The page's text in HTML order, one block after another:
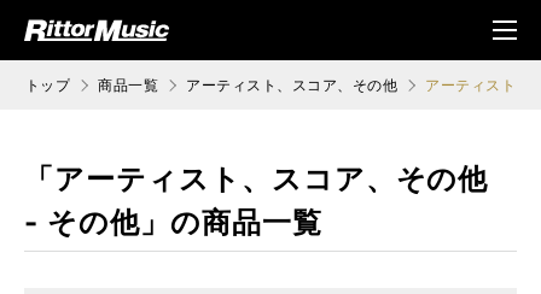
ジック (Rittor Musi
メニ
ュ
トップ 商品一覧 アーティスト、スコア、その他 アーティスト、
「アーティスト、スコア、その他
- その他」の商品一覧